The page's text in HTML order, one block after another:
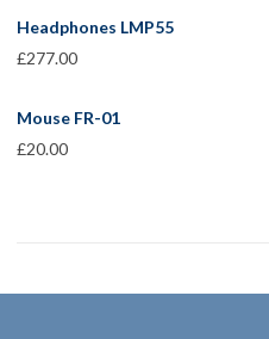
Headphones LMP55
£277.00
Mouse FR-01
£20.00